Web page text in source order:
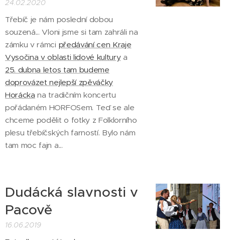
24.02.2020
Třebíč je nám poslední dobou
souzená... Vloni jsme si tam zahráli na
zámku v rámci předávání cen Kraje
Vysočina v oblasti lidové kulturya
25. dubna letos tam budeme
doprovázet nejlepší zpěváčky
Horácka na tradičním koncertu
pořádaném HORFOSem. Teď se ale
chceme podělit o fotky z Folklorního
plesu třebíčských farností. Bylo nám
tam moc fajn a...
Dudácká slavnosti v
Pacově
16.06.2019